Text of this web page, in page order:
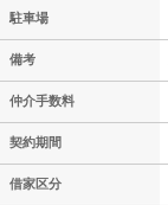
駐車場
備考
仲介手数料
契約期間
借家区分